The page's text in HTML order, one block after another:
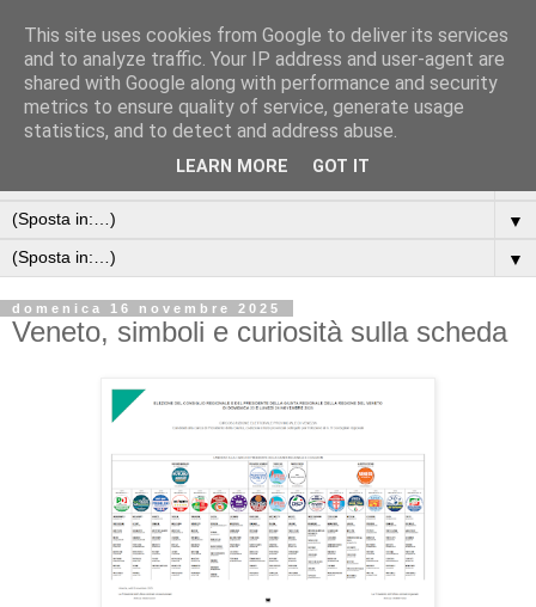
▼
▼
domenica 16 novembre 2025
Veneto, simboli e curiosità sulla scheda
This site uses cookies from Google to deliver its services
and to analyze traffic. Your IP address and user-agent are
shared with Google along with performance and security
metrics to ensure quality of service, generate usage
statistics, and to detect and address abuse.
LEARN MORE GOT IT